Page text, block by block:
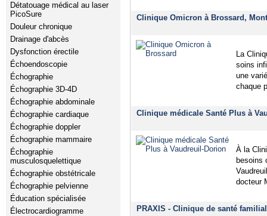
Détatouage médical au laser
PicoSure
Douleur chronique
Drainage d'abcès
Dysfonction érectile
Échoendoscopie
Échographie
Échographie 3D-4D
Échographie abdominale
Échographie cardiaque
Échographie doppler
Échographie mammaire
Échographie
musculosquelettique
Échographie obstétricale
Échographie pelvienne
Éducation spécialisée
Électrocardiogramme
Clinique Omicron à Brossard,
La
soins
une
chaque
Clinique médicale Santé Plus à
À la
besoins
docteur
PRAXIS - Clinique de santé